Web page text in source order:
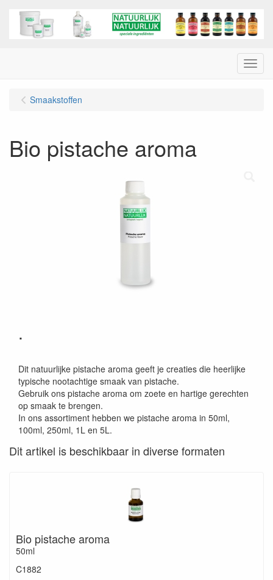
Menu
Smaakstoffen
Bio pistache aroma
.
Dit natuurlijke pistache aroma geeft je creaties die heerlijke
typische nootachtige smaak van pistache.
Gebruik ons pistache aroma om zoete en hartige gerechten
op smaak te brengen.
In ons assortiment hebben we pistache aroma in 50ml,
100ml, 250ml, 1L en 5L.
Dit artikel is beschikbaar in diverse formaten
Bio pistache aroma
50ml
C1882